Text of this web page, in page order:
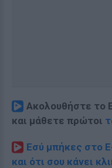
Ακολουθήστε το
και μάθετε πρώτοι
Εσύ μπήκες στο
και ότι σου κάνει